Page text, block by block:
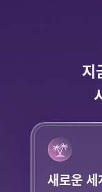
지
새로운 세